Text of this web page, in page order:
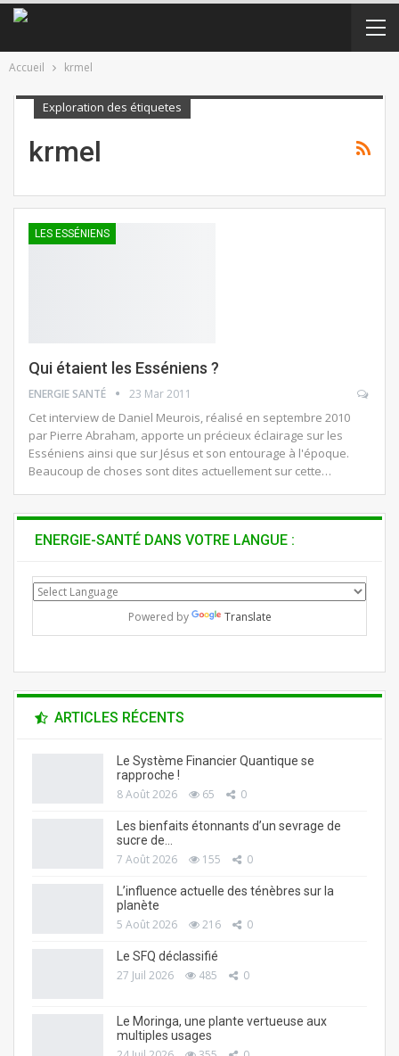
Accueil krmel
Exploration des étiquetes
krmel
LES ESSÉNIENS
Qui étaient les Esséniens ?
ENERGIE SANTÉ 23 Mar 2011
Cet interview de Daniel Meurois, réalisé en septembre 2010
par Pierre Abraham, apporte un précieux éclairage sur les
Esséniens ainsi que sur Jésus et son entourage à l'époque.
Beaucoup de choses sont dites actuellement sur cette…
ENERGIE-SANTÉ DANS VOTRE LANGUE :
Powered by Translate
ARTICLES RÉCENTS
Le Système Financier Quantique se
rapproche !
8 Août 2026 65 0
Les bienfaits étonnants d’un sevrage de
sucre de…
7 Août 2026 155 0
L’influence actuelle des ténèbres sur la
planète
5 Août 2026 216 0
Le SFQ déclassifié
27 Juil 2026 485 0
Le Moringa, une plante vertueuse aux
multiples usages